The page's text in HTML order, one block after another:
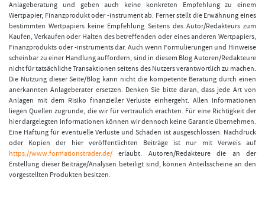
Anlageberatung und geben auch keine konkreten Empfehlung zu einem
Wertpapier, Finanzprodukt oder -instrument ab. Ferner stellt die Erwähnung eines
bestimmten Wertpapiers keine Empfehlung Seitens des Autor/Redakteurs zum
Kaufen, Verkaufen oder Halten des betreffenden oder eines anderen Wertpapiers,
Finanzprodukts oder -instruments dar. Auch wenn Formulierungen und Hinweise
scheinbar zu einer Handlung auffordern, sind in diesem Blog Autoren/Redakteure
nicht für tatsächliche Transaktionen seitens des Nutzers verantwortlich zu machen.
Die Nutzung dieser Seite/Blog kann nicht die kompetente Beratung durch einen
anerkannten Anlageberater ersetzen. Denken Sie bitte daran, dass jede Art von
Anlagen mit dem Risiko finanzieller Verluste einhergeht. Allen Informationen
liegen Quellen zugrunde, die wir für vertraulich erachten. Für eine Richtigkeit der
hier dargelegten Informationen können wir dennoch keine Garantie übernehmen.
Eine Haftung für eventuelle Verluste und Schäden ist ausgeschlossen. Nachdruck
oder Kopien der hier veröffentlichten Beiträge ist nur mit Verweis auf
https://www.formationstrader.de/ erlaubt. Autoren/Redakteure die an der
Erstellung dieser Beiträge/Analysen beteiligt sind, können Anteilsscheine an den
vorgestellten Produkten besitzen.